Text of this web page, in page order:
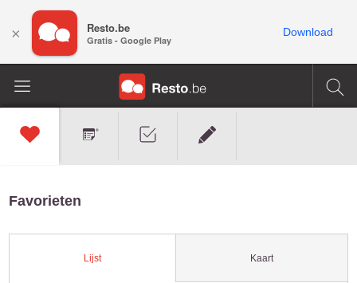
Favorieten
Lijst Kaart
× Resto.be
Gratis - Google Play
Download